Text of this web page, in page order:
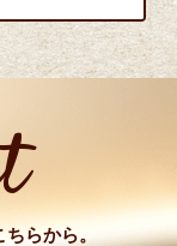
らから。